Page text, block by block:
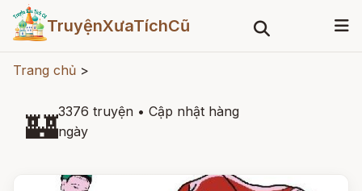
TruyệnXưaTíchCũ
Trang chủ >
🏰3376 truyện • Cập nhật hàng
ngày